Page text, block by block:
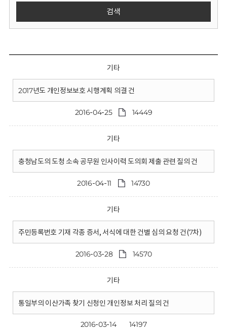
검색
기타
2017년도 개인정보보호 시행계획 의결 건
2016-04-25 14449
기타
충청남도의 도청 소속 공무원 인사이력 도의회 제출 관련 질의 건
2016-04-11 14730
기타
주민등록번호 기재 각종 증서, 서식에 대한 건별 심의 요청 건(7차)
2016-03-28 14570
기타
통일부의 이산가족 찾기 신청인 개인정보 처리 질의 건
2016-03-14 14197